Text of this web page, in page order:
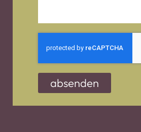
absenden